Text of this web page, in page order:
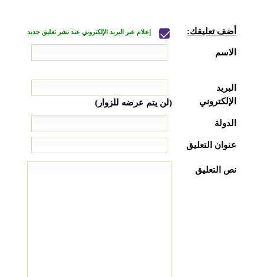
أضف تعليقك: إعلام عبر البريد الإلكتروني عند نشر تعليق جديد
الاسم
البريد
الإلكتروني
(لن يتم عرضه للزوار)
الدولة
عنوان التعليق
نص التعليق